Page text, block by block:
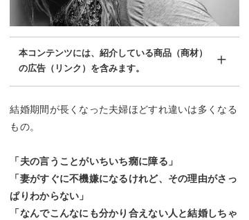
本コンテンツには、紹介している商品（商材）
の広告（リンク）を含みます。
結婚期間が長くなった夫婦ほどすれ違いは多くなる
もの。
「夫の言うことがいちいち癇に障る」
「妻がすぐに不機嫌になるけれど、その理由がさっ
ぱりわからない」
「なんでこんなにも分かり合えない人と結婚しちゃ